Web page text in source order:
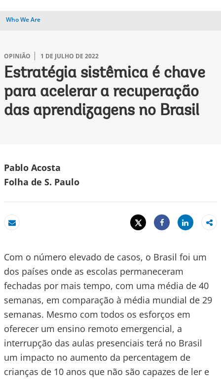
Who We Are
OPINIÃO 1 DE JULHO DE 2022
Estratégia sistêmica é chave
para acelerar a recuperação
das aprendizagens no Brasil
Pablo Acosta
Folha de S. Paulo
Email
Tweet
Share
Share
Com o número elevado de casos, o Brasil foi um
dos países onde as escolas permaneceram
fechadas por mais tempo, com uma média de 40
semanas, em comparação à média mundial de 29
semanas. Mesmo com todos os esforços em
oferecer um ensino remoto emergencial, a
interrupção das aulas presenciais terá no Brasil
um impacto no aumento da percentagem de
crianças de 10 anos que não são capazes de ler e